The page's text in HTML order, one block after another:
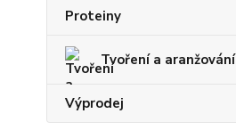
Proteiny
Tvoření a aranžování
Výprodej